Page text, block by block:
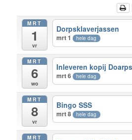
MRT
1
vr
Dorpsklaverjassen
mrt 1 hele dag
MRT
6
wo
Inleveren kopij
mrt 6 hele dag
MRT
8
vr
Bingo SSS
mrt 8 hele dag
MRT